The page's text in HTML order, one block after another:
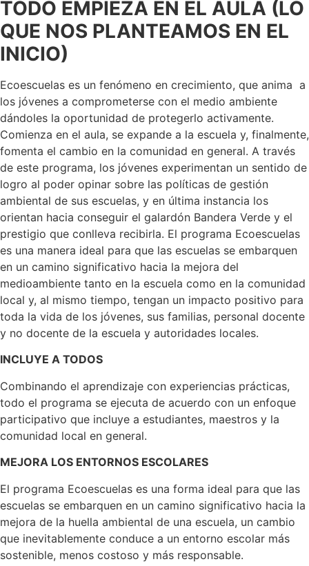
TODO EMPIEZA EN EL AULA (LO
QUE NOS PLANTEAMOS EN EL
INICIO)
Ecoescuelas es un fenómeno en crecimiento, que anima a
los jóvenes a comprometerse con el medio ambiente
dándoles la oportunidad de protegerlo activamente.
Comienza en el aula, se expande a la escuela y, finalmente,
fomenta el cambio en la comunidad en general. A través
de este programa, los jóvenes experimentan un sentido de
logro al poder opinar sobre las políticas de gestión
ambiental de sus escuelas, y en última instancia los
orientan hacia conseguir el galardón Bandera Verde y el
prestigio que conlleva recibirla. El programa Ecoescuelas
es una manera ideal para que las escuelas se embarquen
en un camino significativo hacia la mejora del
medioambiente tanto en la escuela como en la comunidad
local y, al mismo tiempo, tengan un impacto positivo para
toda la vida de los jóvenes, sus familias, personal docente
y no docente de la escuela y autoridades locales.
INCLUYE A TODOS
Combinando el aprendizaje con experiencias prácticas,
todo el programa se ejecuta de acuerdo con un enfoque
participativo que incluye a estudiantes, maestros y la
comunidad local en general.
MEJORA LOS ENTORNOS ESCOLARES
El programa Ecoescuelas es una forma ideal para que las
escuelas se embarquen en un camino significativo hacia la
mejora de la huella ambiental de una escuela, un cambio
que inevitablemente conduce a un entorno escolar más
sostenible, menos costoso y más responsable.